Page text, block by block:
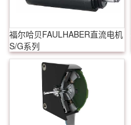
福尔哈贝FAULHABER直流电机
S/G系列